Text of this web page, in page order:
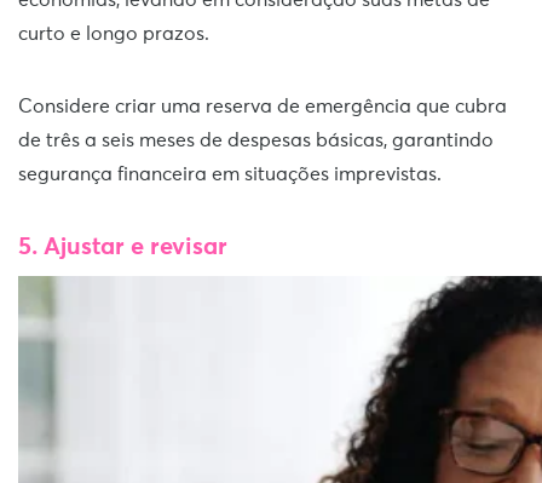
curto e longo prazos.
Considere criar uma reserva de emergência que cubra
de três a seis meses de despesas básicas, garantindo
segurança financeira em situações imprevistas.
5. Ajustar e revisar